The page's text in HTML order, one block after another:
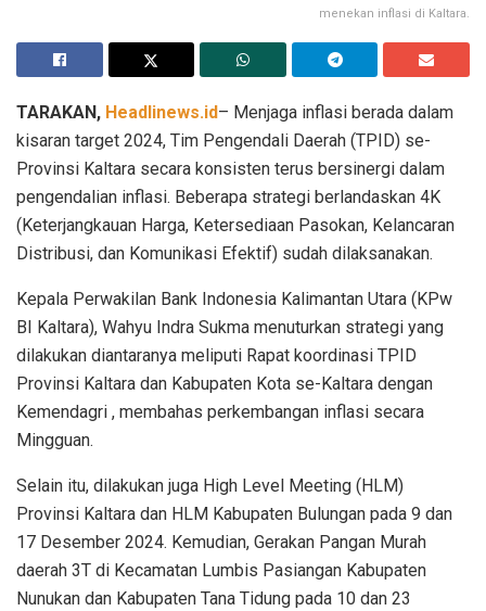
menekan inflasi di Kaltara.
TARAKAN, Headlinews.id– Menjaga inflasi berada dalam
kisaran target 2024, Tim Pengendali Daerah (TPID) se-
Provinsi Kaltara secara konsisten terus bersinergi dalam
pengendalian inflasi. Beberapa strategi berlandaskan 4K
(Keterjangkauan Harga, Ketersediaan Pasokan, Kelancaran
Distribusi, dan Komunikasi Efektif) sudah dilaksanakan.
Kepala Perwakilan Bank Indonesia Kalimantan Utara (KPw
BI Kaltara), Wahyu Indra Sukma menuturkan strategi yang
dilakukan diantaranya meliputi Rapat koordinasi TPID
Provinsi Kaltara dan Kabupaten Kota se-Kaltara dengan
Kemendagri , membahas perkembangan inflasi secara
Mingguan.
Selain itu, dilakukan juga High Level Meeting (HLM)
Provinsi Kaltara dan HLM Kabupaten Bulungan pada 9 dan
17 Desember 2024. Kemudian, Gerakan Pangan Murah
daerah 3T di Kecamatan Lumbis Pasiangan Kabupaten
Nunukan dan Kabupaten Tana Tidung pada 10 dan 23